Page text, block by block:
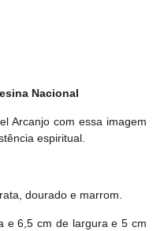
Nacional
Arcanjo com essa imagem
espiritual.
dourado e marrom.
e 6,5 cm de largura e 5 cm